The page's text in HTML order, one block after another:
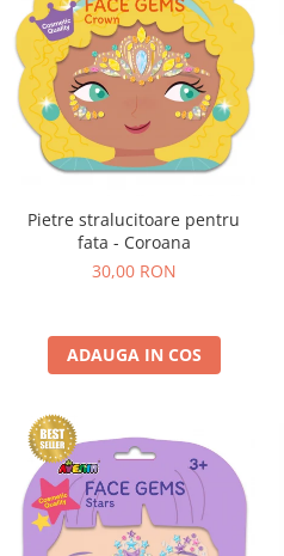
Pietre stralucitoare pentru
fata - Coroana
30,00 RON
ADAUGA IN COS